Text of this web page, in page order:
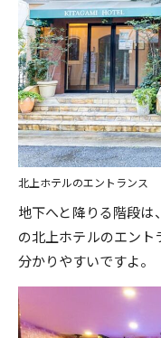
北上ホテルのエントランス
地下へと降りる階段
の北上ホテルのエン
分かりやすいですよ。